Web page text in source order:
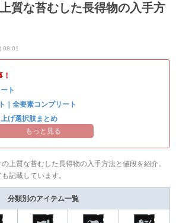
質な苔むした長得物の入手方
08:01
ト
｜全要素コンプリート
げ選択肢まとめ
もっと見る
上質な苔むした長得物の入手方法と値段を紹介。
記載しています。
分類別のアイテム一覧